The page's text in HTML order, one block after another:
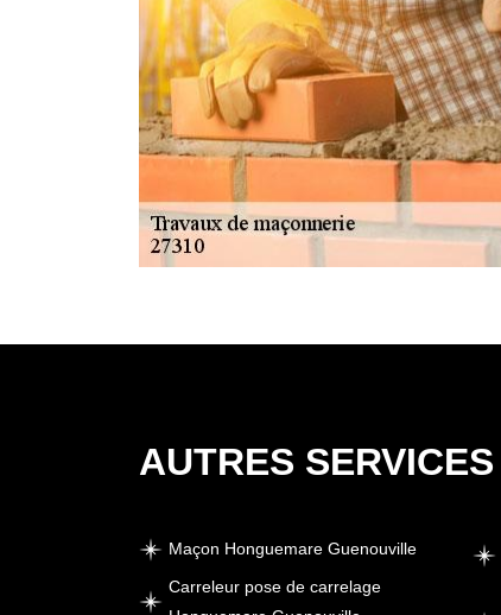
AUTRES SERVICES
Maçon Honguemare Guenouville
Carreleur pose de carrelage